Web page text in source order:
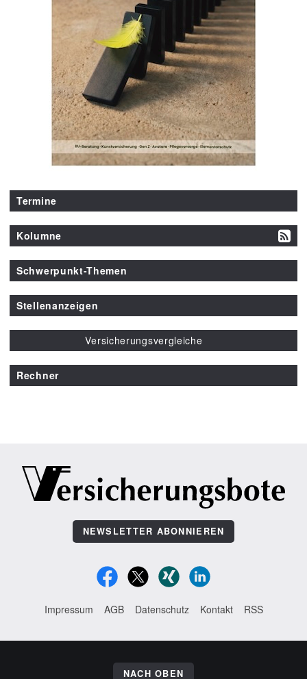
Termine
Kolumne
Schwerpunkt-Themen
Stellenanzeigen
Versicherungsvergleiche
Rechner
NEWSLETTER ABONNIEREN
Impressum AGB Datenschutz Kontakt RSS
NACH OBEN